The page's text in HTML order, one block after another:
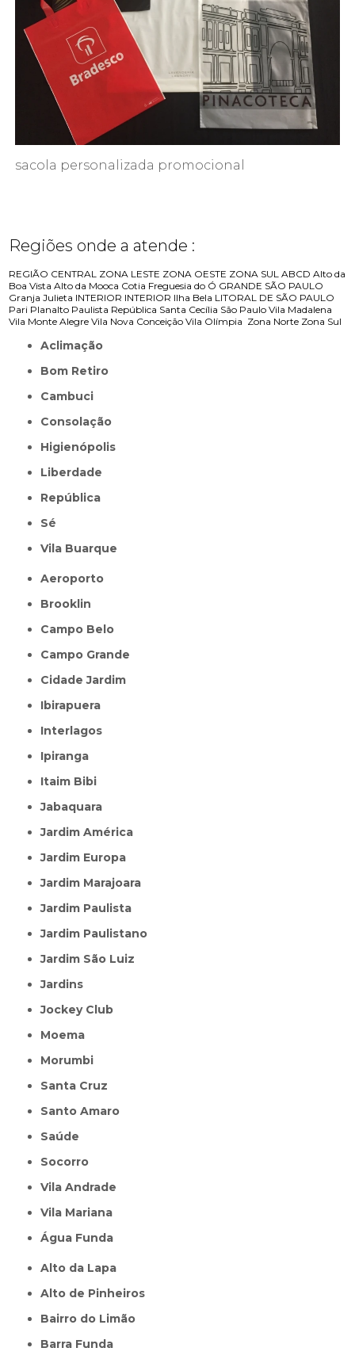
sacola personalizada promocional
Regiões onde a atende :
REGIÃO CENTRAL ZONA LESTE ZONA OESTE ZONA SUL ABCD Alto da
Boa Vista Alto da Mooca Cotia Freguesia do Ó GRANDE SÃO PAULO
Granja Julieta INTERIOR INTERIOR Ilha Bela LITORAL DE SÃO PAULO
Pari Planalto Paulista República Santa Cecília São Paulo Vila Madalena
Vila Monte Alegre Vila Nova Conceição Vila Olímpia Zona Norte Zona Sul
Aclimação
Bom Retiro
Cambuci
Consolação
Higienópolis
Liberdade
República
Sé
Vila Buarque
Aeroporto
Brooklin
Campo Belo
Campo Grande
Cidade Jardim
Ibirapuera
Interlagos
Ipiranga
Itaim Bibi
Jabaquara
Jardim América
Jardim Europa
Jardim Marajoara
Jardim Paulista
Jardim Paulistano
Jardim São Luiz
Jardins
Jockey Club
Moema
Morumbi
Santa Cruz
Santo Amaro
Saúde
Socorro
Vila Andrade
Vila Mariana
Água Funda
Alto da Lapa
Alto de Pinheiros
Bairro do Limão
Barra Funda